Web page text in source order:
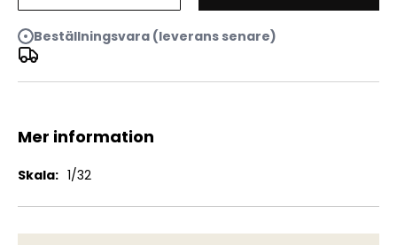
Beställningsvara (leverans senare)
Mötorhead Tour Truck - Gift Set
Mer information
Mer
1/32